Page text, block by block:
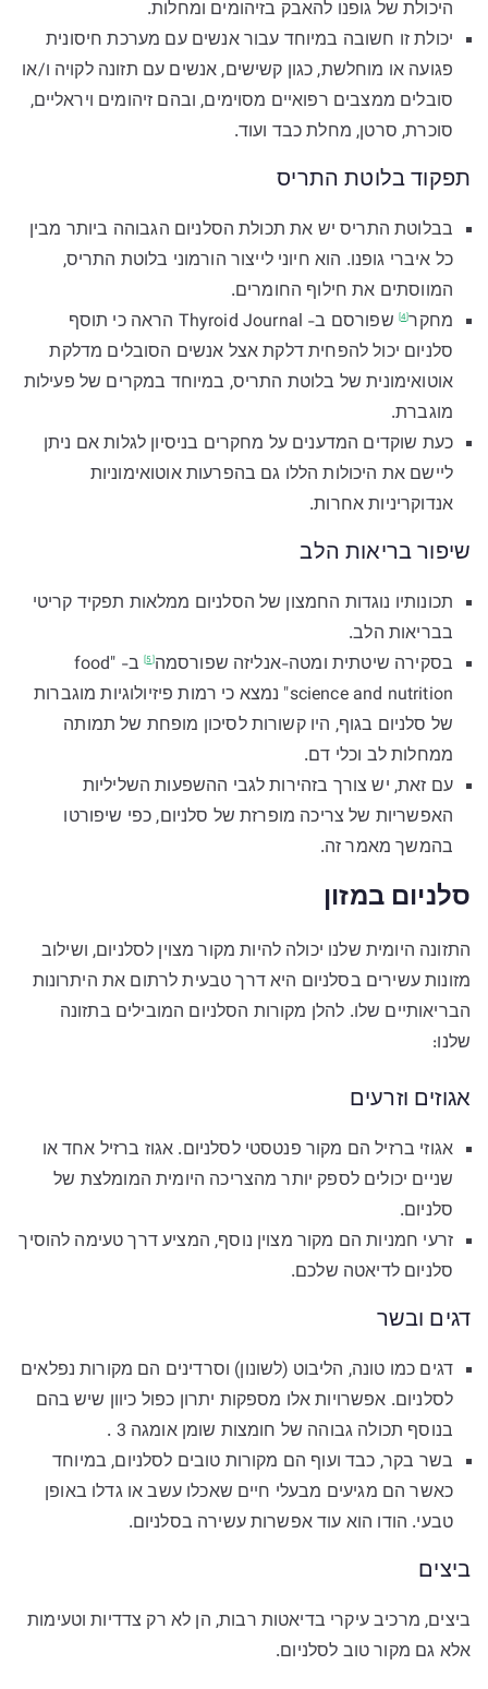
היכולת של גופנו להאבק בזיהומים ומחלות.
יכולת זו חשובה במיוחד עבור אנשים עם מערכת חיסונית
פגועה או מוחלשת, כגון קשישים, אנשים עם תזונה לקויה ו/או
סובלים ממצבים רפואיים מסוימים, ובהם זיהומים ויראליים,
סוכרת, סרטן, מחלת כבד ועוד.
תפקוד בלוטת התריס
בבלוטת התריס יש את תכולת הסלניום הגבוהה ביותר מבין
כל איברי גופנו. הוא חיוני לייצור הורמוני בלוטת התריס,
המווסתים את חילוף החומרים.
מחקר[4]
שפורסם ב- Thyroid Journal הראה כי תוסף
סלניום יכול להפחית דלקת אצל אנשים הסובלים מדלקת
אוטואימונית של בלוטת התריס, במיוחד במקרים של פעילות
מוגברת.
כעת שוקדים המדענים על מחקרים בניסיון לגלות אם ניתן
ליישם את היכולות הללו גם בהפרעות אוטואימוניות
אנדוקריניות אחרות.
שיפור בריאות הלב
תכונותיו נוגדות החמצון של הסלניום ממלאות תפקיד קריטי
בבריאות הלב.
בסקירה שיטתית ומטה-אנליזה שפורסמה[5]
ב- "food
science and nutrition" נמצא כי רמות פיזיולוגיות מוגברות
של סלניום בגוף, היו קשורות לסיכון מופחת של תמותה
ממחלות לב וכלי דם.
עם זאת, יש צורך בזהירות לגבי ההשפעות השליליות
האפשריות של צריכה מופרזת של סלניום, כפי שיפורטו
בהמשך מאמר זה.
סלניום במזון
התזונה היומית שלנו יכולה להיות מקור מצוין לסלניום, ושילוב
מזונות עשירים בסלניום היא דרך טבעית לרתום את היתרונות
הבריאותיים שלו. להלן מקורות הסלניום המובילים בתזונה
שלנו:
אגוזים וזרעים
אגוזי ברזיל הם מקור פנטסטי לסלניום. אגוז ברזיל אחד או
שניים יכולים לספק יותר מהצריכה היומית המומלצת של
סלניום.
זרעי חמניות הם מקור מצוין נוסף, המציע דרך טעימה להוסיך
סלניום לדיאטה שלכם.
דגים ובשר
דגים כמו טונה, הליבוט (לשונון) וסרדינים הם מקורות נפלאים
לסלניום. אפשרויות אלו מספקות יתרון כפול כיוון שיש בהם
בנוסף תכולה גבוהה של חומצות שומן אומגה 3 .
בשר בקר, כבד ועוף הם מקורות טובים לסלניום, במיוחד
כאשר הם מגיעים מבעלי חיים שאכלו עשב או גדלו באופן
טבעי. הודו הוא עוד אפשרות עשירה בסלניום.
ביצים
ביצים, מרכיב עיקרי בדיאטות רבות, הן לא רק צדדיות וטעימות
אלא גם מקור טוב לסלניום.